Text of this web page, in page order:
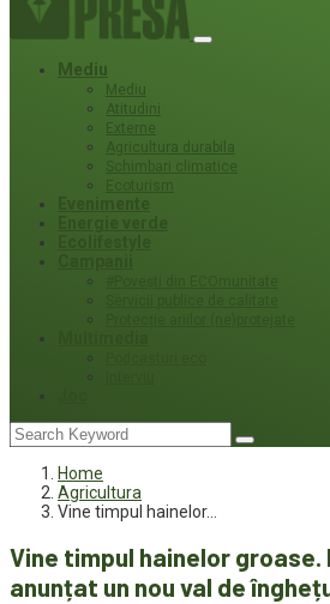
Mediu
Mediu
Atitudini
Externe
Agricultura durabila
Schimbari climatice
Ecoturism
Home
Agricultura
Vine timpul hainelor…
Vine timpul hainelor groase.
anunțat un nou val de